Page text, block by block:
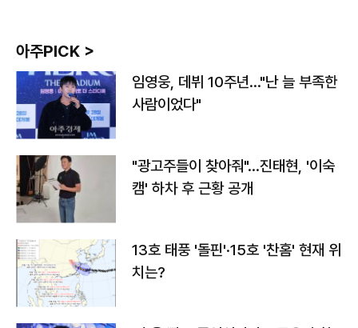
아주PICK >
임영웅, 데뷔 10주년…"난 늘 부족한
사람이었다"
"광고주들이 찾아줘"…진태현, '이숙
캠' 하차 후 근황 공개
13호 태풍 '돌핀'·15호 '찬홈' 현재 위
치는?